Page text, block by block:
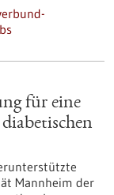
für eine
Mannheim der